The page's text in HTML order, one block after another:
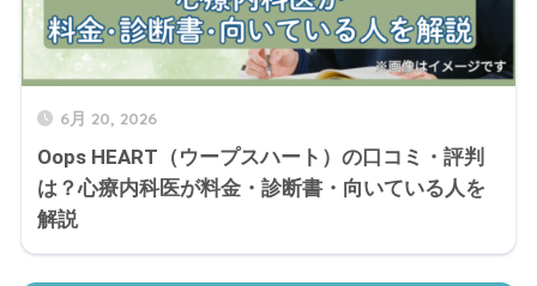
6月 20, 2026
Oops HEART（ウープスハート）の口コミ・評判
は？心療内科医が料金・診断書・向いている人を
解説